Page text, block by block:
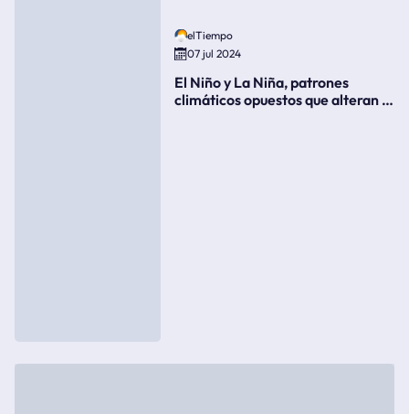
elTiempo
07 jul 2024
El Niño y La Niña, patrones
climáticos opuestos que alteran la